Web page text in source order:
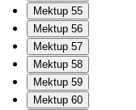
Mektup 55
Mektup 56
Mektup 57
Mektup 58
Mektup 59
Mektup 60